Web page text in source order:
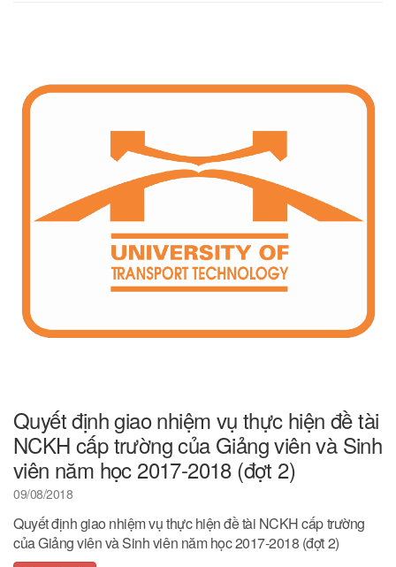
Quyết định giao nhiệm vụ thực hiện đề tài
NCKH cấp trường của Giảng viên và Sinh
viên năm học 2017-2018 (đợt 2)
09/08/2018
Quyết định giao nhiệm vụ thực hiện đề tài NCKH cấp trường
của Giảng viên và Sinh viên năm học 2017-2018 (đợt 2)